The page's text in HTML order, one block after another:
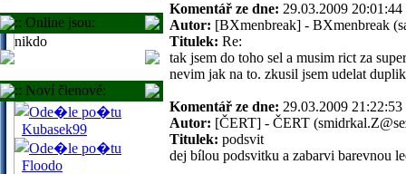
:: Online jsou:
nikdo
:: Noví členové:
Kubasek99
Floodo
Komentář ze dne: 29.03.2009
Autor: [BXmenbreak] - BXmenbreak
Titulek: Re:
tak jsem do toho sel a musim rict za
nevim jak na to. zkusil jsem udelat
Komentář ze dne: 29.03.2009
Autor: [ČERT] - ČERT
Titulek: podsvit
dej bílou podsvitku a zabarvi barevnou